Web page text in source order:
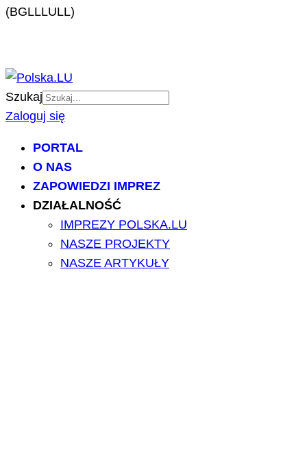
(BGLLLULL)
Szukaj
Zaloguj się
PORTAL
O NAS
ZAPOWIEDZI IMPREZ
DZIAŁALNOŚĆ
IMPREZY POLSKA.LU
NASZE PROJEKTY
NASZE ARTYKUŁY